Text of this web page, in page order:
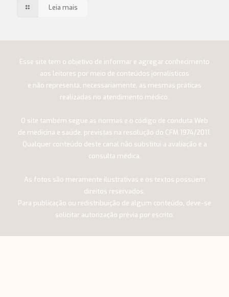
Leia mais
Esse site tem o objetivo de informar e agregar conhecimento
aos leitores por meio de conteúdos jornalísticos
e não representa, necessariamente, as mesmas práticas
realizadas no atendimento médico.
O site também segue as normas e o código de conduta Web
de medicina e saúde, previstas na resolução do CFM 1974/2011.
Qualquer conteúdo deste canal não substitui a avaliação e a
consulta médica.
As fotos são meramente ilustrativas e os textos possuem
direitos reservados.
Para publicação ou redistribuição de algum conteúdo, deve-se
solicitar autorização prévia por escrito.